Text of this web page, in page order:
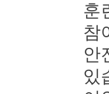
훈
참
안
있